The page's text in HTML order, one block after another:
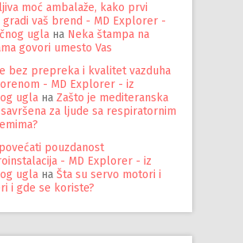
moć ambalaže, kako prvi
gradi vaš brend - MD Explorer -
ugla на Neka štampa na
govori umesto Vas
bez prepreka i kvalitet vazduha
- MD Explorer - iz
ugla на Zašto je mediteranska
za ljude sa respiratornim
pouzdanost
- MD Explorer - iz
ugla на Šta su servo motori i
i gde se koriste?